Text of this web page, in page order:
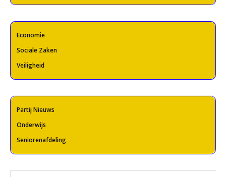
Economie
Sociale Zaken
Veiligheid
Partij Nieuws
Onderwijs
Seniorenafdeling